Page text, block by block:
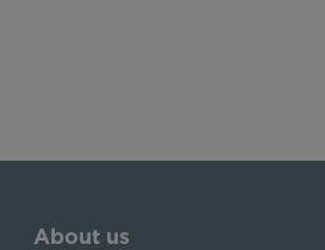
About us